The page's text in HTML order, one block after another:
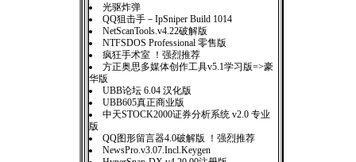
光驱炸弹
QQ狙击手－IpSniper Build 1014
NetScanTools.v4.22破解版
NTFSDOS Professional 零售版
疯狂手术室 ！强烈推荐
方正奥思多媒体创作工具v5.1学习版=>豪
华版
UBB论坛 6.04 汉化版
UBB605真正商业版
中天STOCK2000证券分析系统 v2.0 专业
版
QQ图形留言器4.0破解版 ！强烈推荐
NewsPro.v3.07.Incl.Keygen